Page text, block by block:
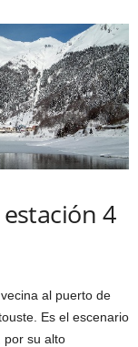
4
al puerto de
Es el escenario
por su alto